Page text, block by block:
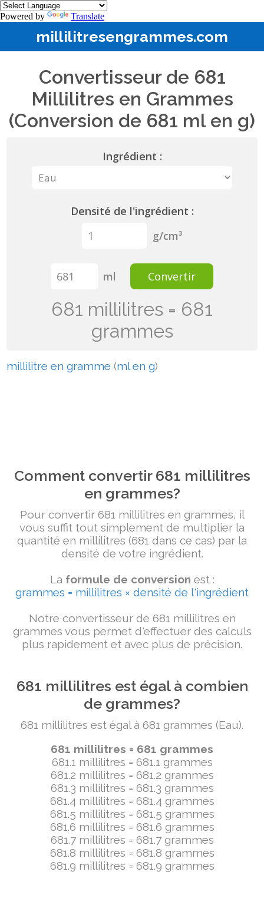
Powered by Translate
millilitresengrammes.com
Convertisseur de 681
Millilitres en Grammes
(Conversion de 681 ml en g)
Ingrédient :
Densité de l'ingrédient :
g/cm³
ml Convertir
681 millilitres = 681
grammes
millilitre en gramme (ml en g)
Comment convertir 681 millilitres
en grammes?
Pour convertir 681 millilitres en grammes, il
vous suffit tout simplement de multiplier la
quantité en millilitres (681 dans ce cas) par la
densité de votre ingrédient.
La formule de conversion est :
grammes = millilitres × densité de l'ingrédient
Notre convertisseur de 681 millilitres en
grammes vous permet d'effectuer des calculs
plus rapidement et avec plus de précision.
681 millilitres est égal à combien
de grammes?
681 millilitres est égal à 681 grammes (Eau).
681 millilitres = 681 grammes
681.1 millilitres = 681.1 grammes
681.2 millilitres = 681.2 grammes
681.3 millilitres = 681.3 grammes
681.4 millilitres = 681.4 grammes
681.5 millilitres = 681.5 grammes
681.6 millilitres = 681.6 grammes
681.7 millilitres = 681.7 grammes
681.8 millilitres = 681.8 grammes
681.9 millilitres = 681.9 grammes